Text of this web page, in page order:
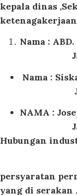
kepala dinas
Nama :
Jabatan :
Nama :
Jabatan :
NAMA :
Jabatan :
Hubungan
persyaratan
yang di serakan